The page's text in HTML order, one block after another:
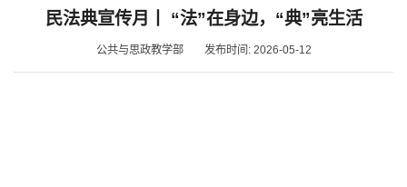
民法典宣传月丨 “法”在身边，“典”亮生活
公共与思政教学部 发布时间: 2026-05-12